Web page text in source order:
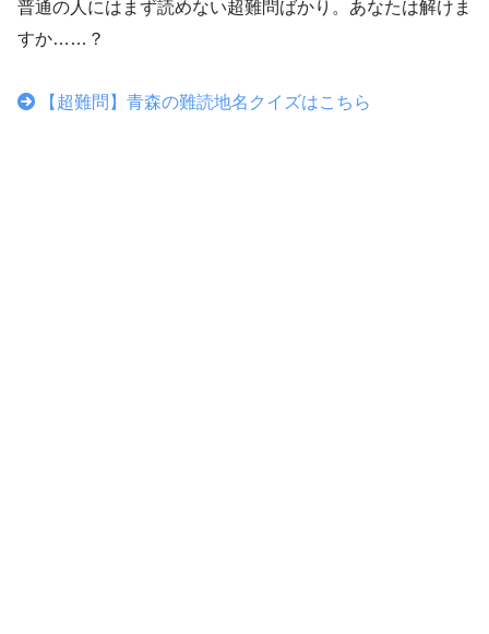
普通の人にはまず読めない超難問ばかり。あなたは解けま
すか……？
【超難問】青森の難読地名クイズはこちら